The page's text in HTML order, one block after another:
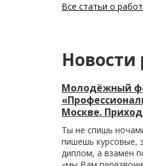
Все статьи о
Новости
Молодёжный
Москве.
Ты не спишь
пишешь курсовые,
диплом, а взамен